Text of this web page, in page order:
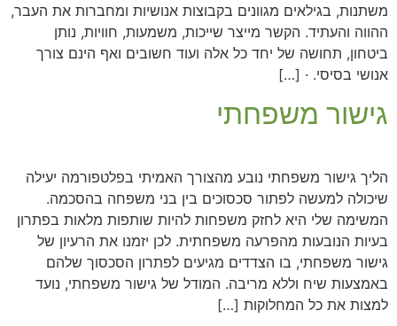
משתנות, בגילאים מגוונים בקבוצות אנושיות ומחברות את העבר,
ההווה והעתיד. הקשר מייצר שייכות, משמעות, חוויות, נותן
ביטחון, תחושה של יחד כל אלה ועוד חשובים ואף הינם צורך
אנושי בסיסי. · […]
גישור משפחתי
הליך גישור משפחתי נובע מהצורך האמיתי בפלטפורמה יעילה
שיכולה למעשה לפתור סכסוכים בין בני משפחה בהסכמה.
המשימה שלי היא לחזק משפחות להיות שותפות מלאות בפתרון
בעיות הנובעות מהפרעה משפחתית. לכן יזמנו את הרעיון של
גישור משפחתי, בו הצדדים מגיעים לפתרון הסכסוך שלהם
באמצעות שיח וללא מריבה. המודל של גישור משפחתי, נועד
למצות את כל המחלוקות […]